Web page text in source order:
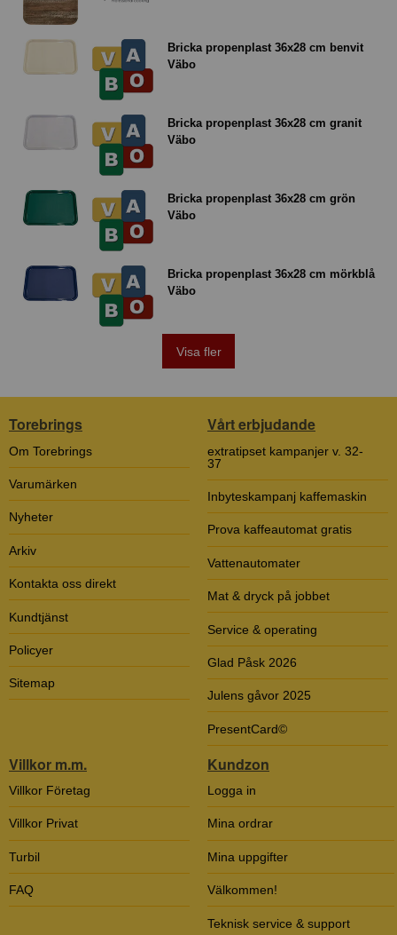
Bricka propenplast 36x28 cm benvit
Väbo
Bricka propenplast 36x28 cm granit
Väbo
Bricka propenplast 36x28 cm grön
Väbo
Bricka propenplast 36x28 cm mörkblå
Väbo
Visa fler
Torebrings
Om Torebrings
Varumärken
Nyheter
Arkiv
Kontakta oss direkt
Kundtjänst
Policyer
Sitemap
Vårt erbjudande
extratipset kampanjer v. 32-
37
Inbyteskampanj kaffemaskin
Prova kaffeautomat gratis
Vattenautomater
Mat & dryck på jobbet
Service & operating
Glad Påsk 2026
Julens gåvor 2025
PresentCard©
Villkor m.m.
Villkor Företag
Villkor Privat
Turbil
FAQ
Kundzon
Logga in
Mina ordrar
Mina uppgifter
Välkommen!
Teknisk service & support